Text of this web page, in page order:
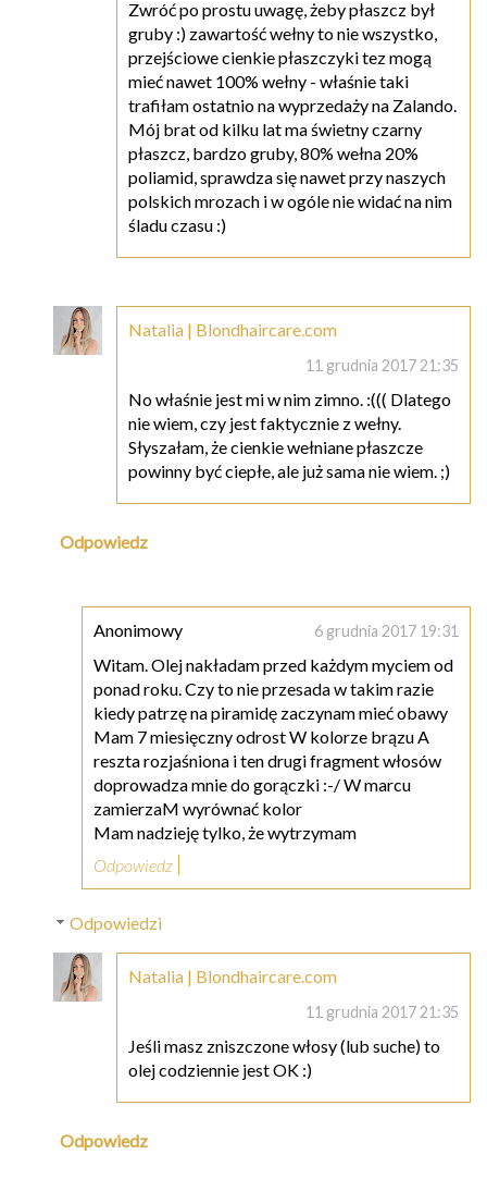
Zwróć po prostu uwagę, żeby płaszcz był
gruby :) zawartość wełny to nie wszystko,
przejściowe cienkie płaszczyki tez mogą
mieć nawet 100% wełny - właśnie taki
trafiłam ostatnio na wyprzedaży na Zalando.
Mój brat od kilku lat ma świetny czarny
płaszcz, bardzo gruby, 80% wełna 20%
poliamid, sprawdza się nawet przy naszych
polskich mrozach i w ogóle nie widać na nim
śladu czasu :)
Natalia | Blondhaircare.com
11 grudnia 2017 21:35
No właśnie jest mi w nim zimno. :((( Dlatego
nie wiem, czy jest faktycznie z wełny.
Słyszałam, że cienkie wełniane płaszcze
powinny być ciepłe, ale już sama nie wiem. ;)
Odpowiedz
Anonimowy 6 grudnia 2017 19:31
Witam. Olej nakładam przed każdym myciem od
ponad roku. Czy to nie przesada w takim razie
kiedy patrzę na piramidę zaczynam mieć obawy
Mam 7 miesięczny odrost W kolorze brązu A
reszta rozjaśniona i ten drugi fragment włosów
doprowadza mnie do gorączki :-/ W marcu
zamierzaM wyrównać kolor
Mam nadzieję tylko, że wytrzymam
Odpowiedz
Odpowiedzi
Natalia | Blondhaircare.com
11 grudnia 2017 21:35
Jeśli masz zniszczone włosy (lub suche) to
olej codziennie jest OK :)
Odpowiedz